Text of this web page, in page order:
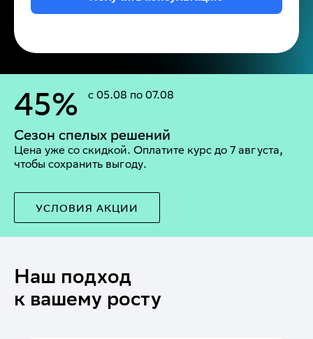
45% с 05.08 по 07.08
Сезон спелых решений
Цена уже со скидкой. Оплатите курс до 7 августа,
чтобы сохранить выгоду.
УСЛОВИЯ АКЦИИ
Наш подход
к вашему росту